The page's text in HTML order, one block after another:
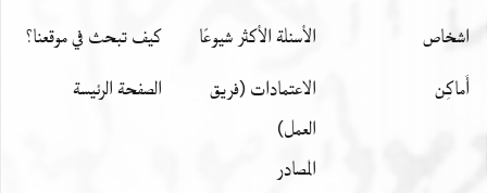
اشخاص
أَماكِن
الأسئلة الأكثر شيوعًا
الاعتمادات (فريق
العمل)
المصادر
كيف تبحث في موقعنا؟
الصفحة الرئيسة